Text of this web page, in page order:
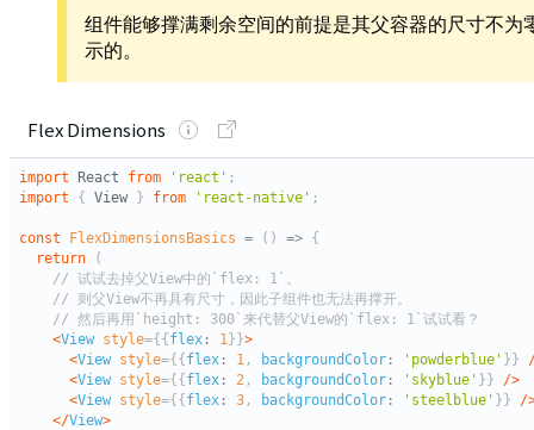
组件能够撑满剩余空间的前提是其父容器的尺寸不为
示的。